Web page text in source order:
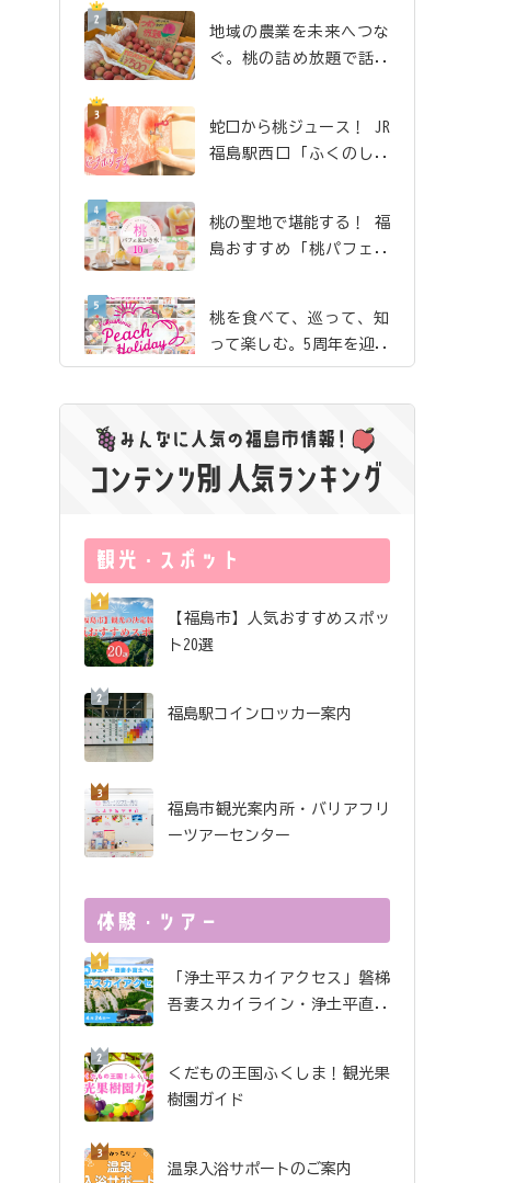
地域の農業を未来へつな
ぐ。桃の詰め放題で話題
蛇口から桃ジュース！ JR
福島駅西口「ふくのしま
ホリデイ2026】
桃の聖地で堪能する！ 福
島おすすめ「桃パフェ＆
桃を食べて、巡って、知
って楽しむ。5周年を迎え
た「ふくしまピーチホリ
たい絶品桃ドリンク｜飯
坂・土湯・駅近 から3店
舗をご紹介【ピーチホリ
巡り！ 映画『免許返
納!?』の舞台を訪ねる福
島ドライブ
【福島市】人気おすすめスポッ
ト20選
福島駅コインロッカー案内
福島市観光案内所・バリアフリ
ーツアーセンター
「浄土平スカイアクセス」磐梯
吾妻スカイライン・浄土平直行
くだもの王国ふくしま！観光果
樹園ガイド
温泉入浴サポートのご案内